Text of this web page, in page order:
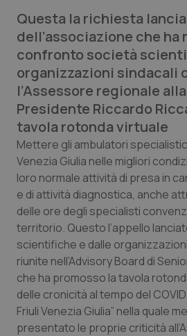
Edizioni Regionali
QS Pro
Professionisti Sanitari.AI
Abruzzo
Basilicata
Calabria
Campania
Emilia-Romagna
Friuli Venezia Giulia
QS Pro Gold
Artrite & artrosi
Asma & BPCO
Car-T
Colesterolo &
Dermatite Atopica
QS Club Newsletter
Questa la richiesta
dell’associazione che ha
confronto società
organizzazioni sindacali
l’Assessore regionale
Presidente Riccardo
tavola rotonda virtuale
Mettere gli ambulatori
Venezia Giulia nelle migliori
loro normale attività di presa in
e di attività diagnostica, anche
delle ore degli specialisti
territorio. Questo l’appello
scientifiche e dalle
riunite nell’Advisory Board di
che ha promosso la tavola
delle cronicità al tempo del
Friuli Venezia Giulia” nella quale
presentato le proprie criticità